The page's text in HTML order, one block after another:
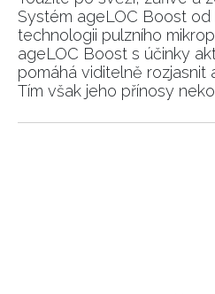
Systém ageLOC Boost od
technologii pulzního
ageLOC Boost s účinky
pomáhá viditelně rozjasnit
Tím však jeho přínosy